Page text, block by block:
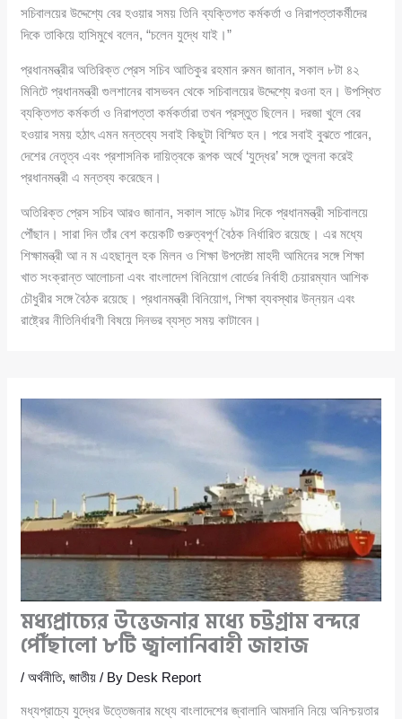
সচিবালয়ের উদ্দেশ্যে বের হওয়ার সময় তিনি ব্যক্তিগত কর্মকর্তা ও নিরাপত্তাকর্মীদের
দিকে তাকিয়ে হাসিমুখে বলেন, “চলেন যুদ্ধে যাই।”
প্রধানমন্ত্রীর অতিরিক্ত প্রেস সচিব আতিকুর রহমান রুমন জানান, সকাল ৮টা ৪২
মিনিটে প্রধানমন্ত্রী গুলশানের বাসভবন থেকে সচিবালয়ের উদ্দেশ্যে রওনা হন। উপস্থিত
ব্যক্তিগত কর্মকর্তা ও নিরাপত্তা কর্মকর্তারা তখন প্রস্তুত ছিলেন। দরজা খুলে বের
হওয়ার সময় হঠাৎ এমন মন্তব্যে সবাই কিছুটা বিস্মিত হন। পরে সবাই বুঝতে পারেন,
দেশের নেতৃত্ব এবং প্রশাসনিক দায়িত্বকে রূপক অর্থে ‘যুদ্ধের’ সঙ্গে তুলনা করেই
প্রধানমন্ত্রী এ মন্তব্য করেছেন।
অতিরিক্ত প্রেস সচিব আরও জানান, সকাল সাড়ে ৯টার দিকে প্রধানমন্ত্রী সচিবালয়ে
পৌঁছান। সারা দিন তাঁর বেশ কয়েকটি গুরুত্বপূর্ণ বৈঠক নির্ধারিত রয়েছে। এর মধ্যে
শিক্ষামন্ত্রী আ ন ম এহছানুল হক মিলন ও শিক্ষা উপদেষ্টা মাহদী আমিনের সঙ্গে শিক্ষা
খাত সংক্রান্ত আলোচনা এবং বাংলাদেশ বিনিয়োগ বোর্ডের নির্বাহী চেয়ারম্যান আশিক
চৌধুরীর সঙ্গে বৈঠক রয়েছে। প্রধানমন্ত্রী বিনিয়োগ, শিক্ষা ব্যবস্থার উন্নয়ন এবং
রাষ্ট্রের নীতিনির্ধারণী বিষয়ে দিনভর ব্যস্ত সময় কাটাবেন।
মধ্যপ্রাচ্যের উত্তেজনার মধ্যে চট্টগ্রাম বন্দরে
পৌঁছালো ৮টি জ্বালানিবাহী জাহাজ
/অর্থনীতি,জাতীয় / By Desk Report
মধ্যপ্রাচ্যে যুদ্ধের উত্তেজনার মধ্যে বাংলাদেশের জ্বালানি আমদানি নিয়ে অনিশ্চয়তার